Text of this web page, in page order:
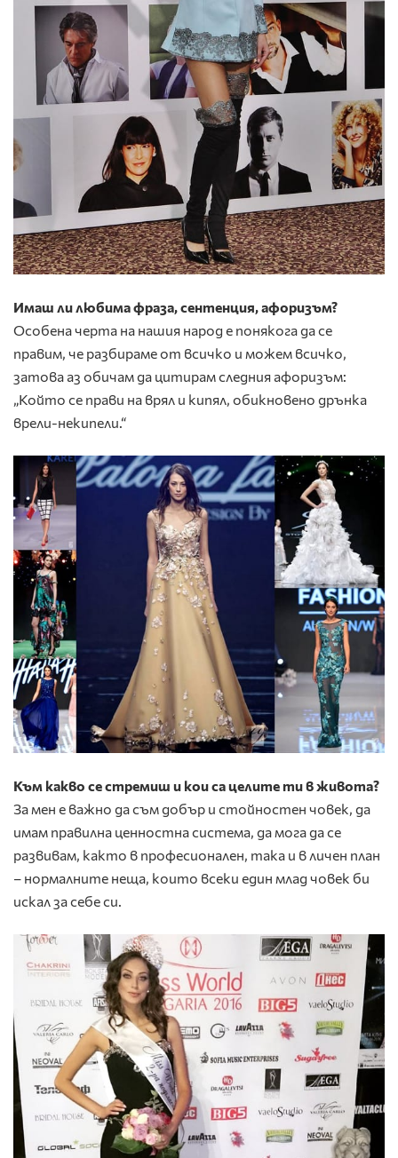
Имаш ли любима фраза, сентенция, афоризъм?
Особена черта на нашия народ е понякога да се
правим, че разбираме от всичко и можем всичко,
затова аз обичам да цитирам следния афоризъм:
„Който се прави на врял и кипял, обикновено дрънка
врели-некипели.“
Към какво се стремиш и кои са целите ти в живота?
За мен е важно да съм добър и стойностен човек, да
имам правилна ценностна система, да мога да се
развивам, както в професионален, така и в личен план
– нормалните неща, които всеки един млад човек би
искал за себе си.